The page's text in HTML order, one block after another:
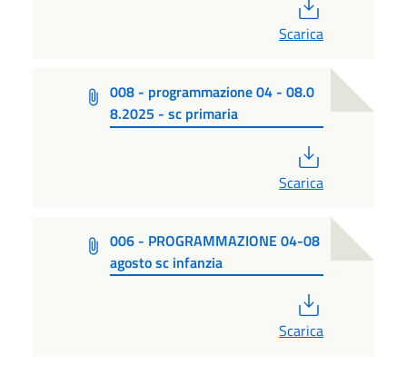
Scarica
008 - programmazione 04 - 08.0
8.2025 - sc primaria
Scarica
006 - PROGRAMMAZIONE 04-08
agosto sc infanzia
Scarica